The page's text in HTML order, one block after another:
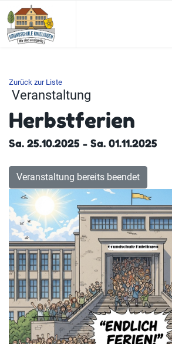
Zurück zur Liste
Veranstaltung
Herbstferien
Sa. 25.10.2025 - Sa. 01.11.2025
Veranstaltung bereits beendet